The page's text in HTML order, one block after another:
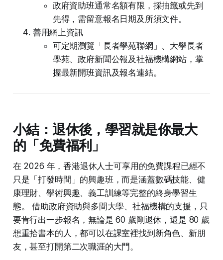
政府資助班通常名額有限，採抽籤或先到
先得，需留意報名日期及所須文件。
善用網上資訊
可定期瀏覽「長者學苑聯網」、大學長者
學苑、政府新聞公報及社福機構網站，掌
握最新開班資訊及報名連結。
小結：退休後，學習就是你最大
的「免費福利」
在 2026 年，香港退休人士可享用的免費課程已經不
只是「打發時間」的興趣班，而是涵蓋數碼技能、健
康理財、學術興趣、義工訓練等完整的終身學習生
態。 借助政府資助與多間大學、社福機構的支援，只
要肯行出一步報名，無論是 60 歲剛退休，還是 80 歲
想重拾書本的人，都可以在課室裡找到新角色、新朋
友，甚至打開第二次職涯的大門。